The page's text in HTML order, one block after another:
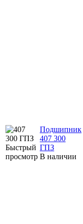
Быстрый
просмотр
Подшипник
407 300
ГПЗ
В наличии